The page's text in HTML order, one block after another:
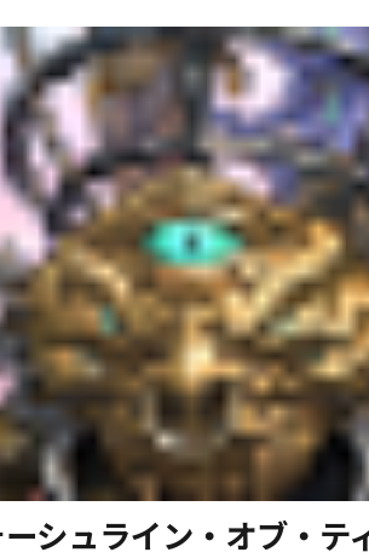
シュライン・オブ・テ